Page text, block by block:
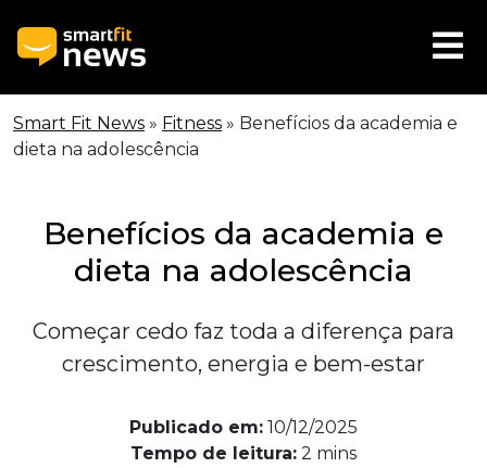
Smart Fit News » Fitness » Benefícios da academia e
dieta na adolescência
Benefícios da academia e
dieta na adolescência
Começar cedo faz toda a diferença para
crescimento, energia e bem-estar
Publicado em: 10/12/2025
Tempo de leitura: 2 mins